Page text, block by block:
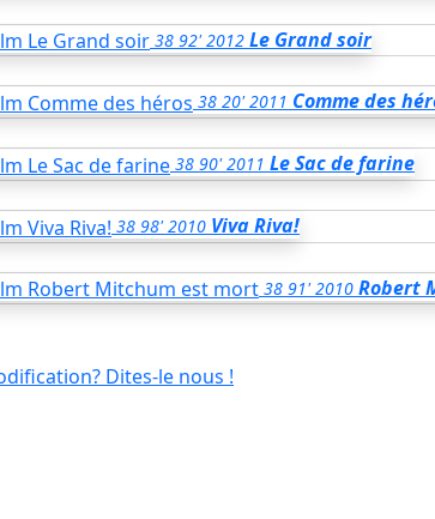
38 92' 2012 Le Grand soir
38 20' 2011 Comme des
38 90' 2011 Le Sac de farine
38 98' 2010 Viva Riva!
38 91' 2010 Robert
Dites-le nous !